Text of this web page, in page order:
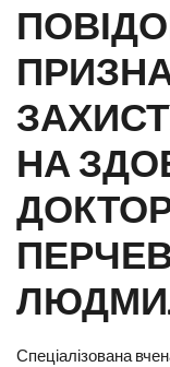
НА
Спеціалізована